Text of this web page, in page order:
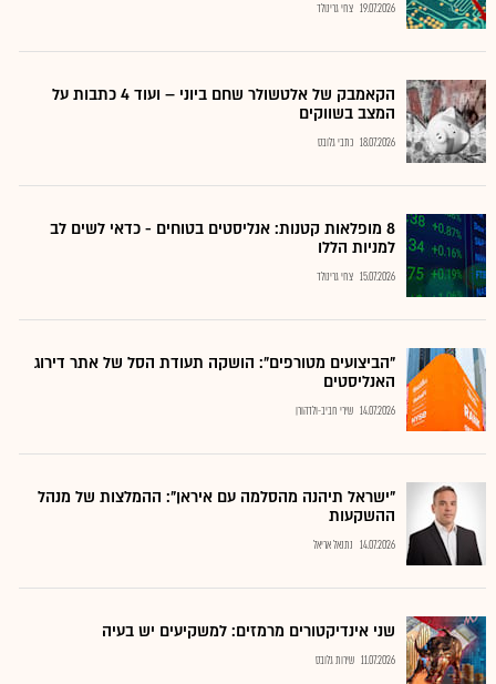
19.07.2026 צחי גרינולד
הקאמבק של אלטשולר שחם ביוני – ועוד 4 כתבות על
המצב בשווקים
18.07.2026 כתבי גלובס
8 מופלאות קטנות: אנליסטים בטוחים - כדאי לשים לב
למניות הללו
15.07.2026 צחי גרינולד
"הביצועים מטורפים": הושקה תעודת הסל של אתר דירוג
האנליסטים
14.07.2026 שירי חביב-ולדהורן
"ישראל תיהנה מהסלמה עם איראן": ההמלצות של מנהל
ההשקעות
14.07.2026 נתנאל אריאל
שני אינדיקטורים מרמזים: למשקיעים יש בעיה
11.07.2026 שירות גלובס